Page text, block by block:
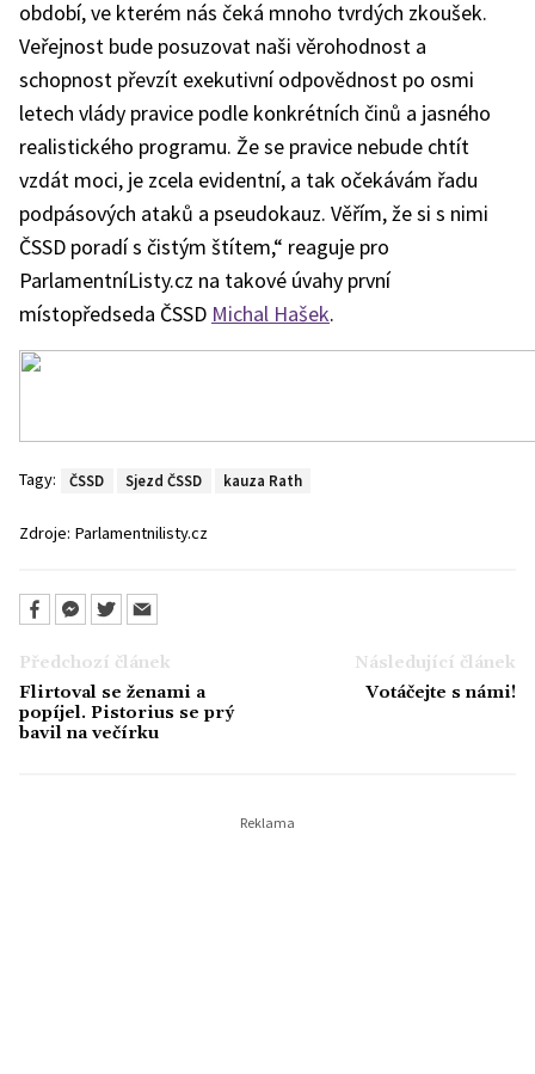
období, ve kterém nás čeká mnoho tvrdých zkoušek.
Veřejnost bude posuzovat naši věrohodnost a
schopnost převzít exekutivní odpovědnost po osmi
letech vlády pravice podle konkrétních činů a jasného
realistického programu. Že se pravice nebude chtít
vzdát moci, je zcela evidentní, a tak očekávám řadu
podpásových ataků a pseudokauz. Věřím, že si s nimi
ČSSD poradí s čistým štítem,“ reaguje pro
ParlamentníListy.cz na takové úvahy první
místopředseda ČSSD Michal Hašek.
Tagy: ČSSD Sjezd ČSSD kauza Rath
Zdroje: Parlamentnilisty.cz
Předchozí článek
Flirtoval se ženami a
popíjel. Pistorius se prý
bavil na večírku
Následující článek
Votáčejte s námi!